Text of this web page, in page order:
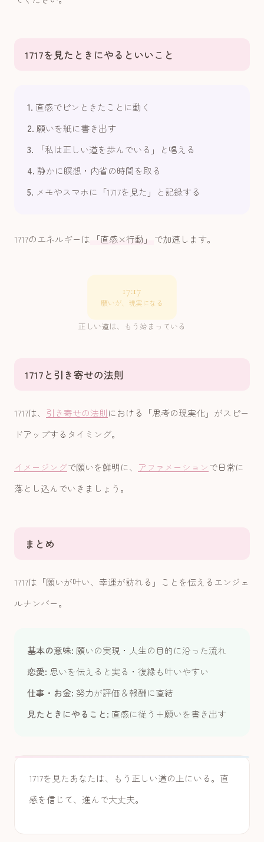
1717を見たときにやるといいこと
1. 直感でピンときたことに動く
2. 願いを紙に書き出す
3. 「私は正しい道を歩んでいる」と唱える
4. 静かに瞑想・内省の時間を取る
5. メモやスマホに「1717を見た」と記録する
1717のエネルギーは 「直感×行動」 で加速します。
17:17
願いが、現実になる
正しい道は、もう始まっている
1717と引き寄せの法則
1717は、 引き寄せの法則における「思考の現実化」がスピー
ドアップするタイミング。
イメージングで願いを鮮明に、 アファメーションで日常に
落とし込んでいきましょう。
まとめ
1717は「願いが叶い、幸運が訪れる」ことを伝えるエンジェ
ルナンバー。
基本の意味: 願いの実現・人生の目的に沿った流れ
恋愛: 思いを伝えると実る・復縁も叶いやすい
仕事・お金: 努力が評価＆報酬に直結
見たときにやること: 直感に従う＋願いを書き出す
1717を見たあなたは、もう正しい道の上にいる。直
感を信じて、進んで大丈夫。